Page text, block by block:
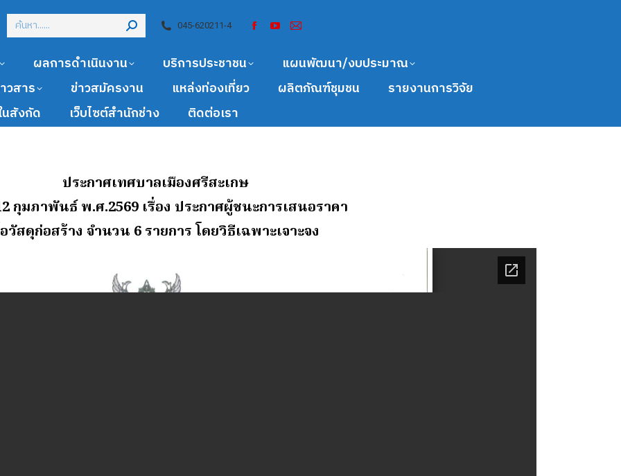
045-620211-4
ผลการดำเนินงาน บริการประชาชน
แผนพัฒนา/งบประมาณ
วสาร ข่าวสมัครงาน แหล่งท่องเที่ยว ผลิตภัณฑ์ชุมชน
รายงานการวิจัย
นสังกัด เว็บไซต์สำนักช่าง ติดต่อเรา
ประกาศเทศบาลเมืองศรีสะเกษ
กุมภาพันธ์ พ.ศ.2569 เรื่อง ประกาศผู้ชนะการเสนอราคา
วัสดุก่อสร้าง จํานวน 6 รายการ โดยวิธีเฉพาะเจาะจง